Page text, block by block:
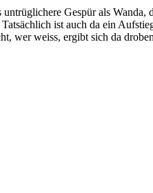
Gespür als Wanda,
ist auch da ein
wer weiss, ergibt sich da